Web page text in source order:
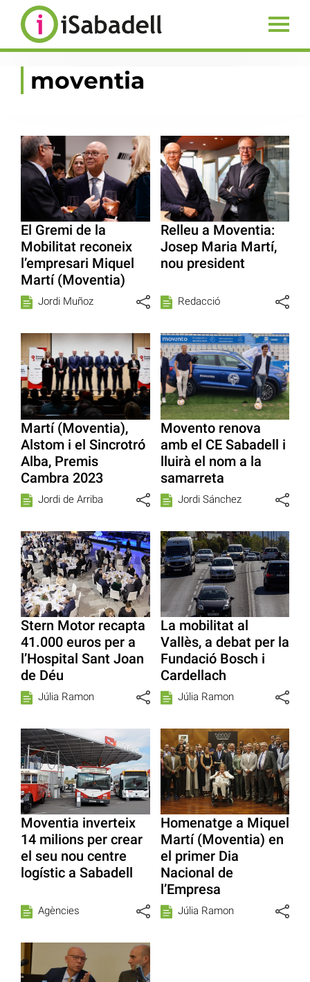
moventia
El Gremi de la
Mobilitat reconeix
l’empresari Miquel
Martí (Moventia)
Jordi Muñoz
Relleu a Moventia:
Josep Maria Martí,
nou president
Redacció
Martí (Moventia),
Alstom i el Sincrotró
Alba, Premis
Cambra 2023
Jordi de Arriba
Movento renova
amb el CE Sabadell i
lluirà el nom a la
samarreta
Jordi Sánchez
Stern Motor recapta
41.000 euros per a
l’Hospital Sant Joan
de Déu
Júlia Ramon
La mobilitat al
Vallès, a debat per la
Fundació Bosch i
Cardellach
Júlia Ramon
Moventia inverteix
14 milions per crear
el seu nou centre
logístic a Sabadell
Agències
Homenatge a Miquel
Martí (Moventia) en
el primer Dia
Nacional de
l’Empresa
Júlia Ramon